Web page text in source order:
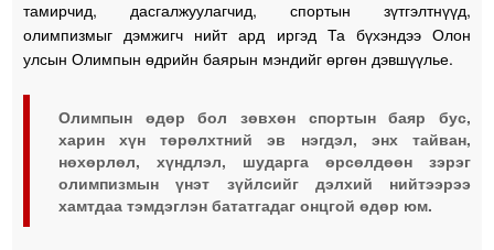
тамирчид, дасгалжуулагчид, спортын зүтгэлтнүүд,
олимпизмыг дэмжигч нийт ард иргэд Та бүхэндээ Олон
улсын Олимпын өдрийн баярын мэндийг өргөн дэвшүүлье.
Олимпын өдөр бол зөвхөн спортын баяр бус,
харин хүн төрөлхтний эв нэгдэл, энх тайван,
нөхөрлөл, хүндлэл, шударга өрсөлдөөн зэрэг
олимпизмын үнэт зүйлсийг дэлхий нийтээрээ
хамтдаа тэмдэглэн бататгадаг онцгой өдөр юм.